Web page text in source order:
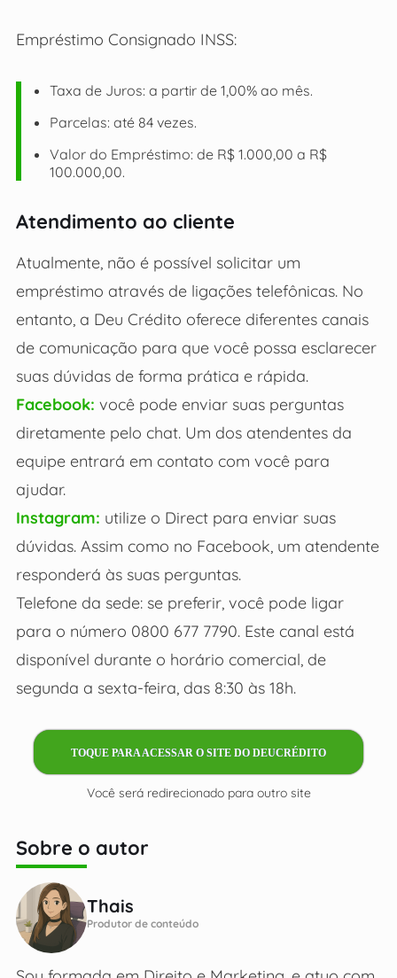
Empréstimo Consignado INSS:
Taxa de Juros: a partir de 1,00% ao mês.
Parcelas: até 84 vezes.
Valor do Empréstimo: de R$ 1.000,00 a R$
100.000,00.
Atendimento ao cliente
Atualmente, não é possível solicitar um
empréstimo através de ligações telefônicas. No
entanto, a Deu Crédito oferece diferentes canais
de comunicação para que você possa esclarecer
suas dúvidas de forma prática e rápida.
Facebook: você pode enviar suas perguntas
diretamente pelo chat. Um dos atendentes da
equipe entrará em contato com você para
ajudar.
Instagram: utilize o Direct para enviar suas
dúvidas. Assim como no Facebook, um atendente
responderá às suas perguntas.
Telefone da sede: se preferir, você pode ligar
para o número 0800 677 7790. Este canal está
disponível durante o horário comercial, de
segunda a sexta-feira, das 8:30 às 18h.
TOQUE PARA ACESSAR O SITE DO DEUCRÉDITO
Você será redirecionado para outro site
Sobre o autor
Thais
Produtor de conteúdo